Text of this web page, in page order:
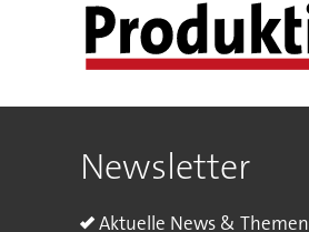
Newsletter
Aktuelle News & Themen